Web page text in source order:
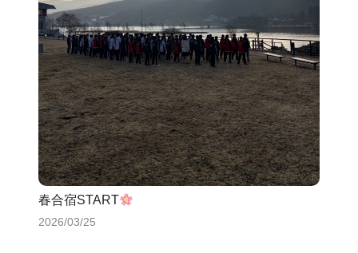
春合宿START
2026/03/25